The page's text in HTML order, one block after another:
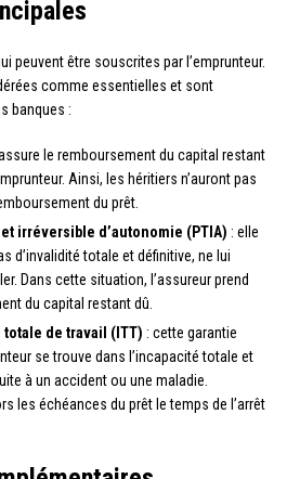
peuvent être souscrites par l’emprunteur.
comme essentielles et sont
banques :
le remboursement du capital restant
Ainsi, les héritiers n’auront pas
du prêt.
irréversible d’autonomie (PTIA) : elle
d’invalidité totale et définitive, ne lui
Dans cette situation, l’assureur prend
du capital restant dû.
totale de travail (ITT) : cette garantie
se trouve dans l’incapacité totale et
à un accident ou une maladie.
les échéances du prêt le temps de l’arrêt